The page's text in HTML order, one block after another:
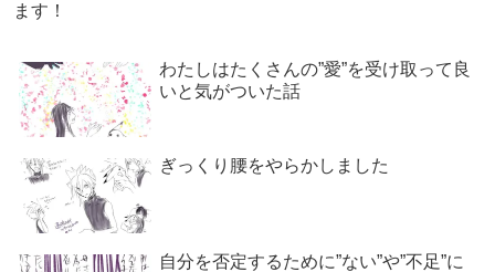
ます！
わたしはたくさんの”愛”を受け取って良
いと気がついた話
ぎっくり腰をやらかしました
自分を否定するために”ない”や”不足”に